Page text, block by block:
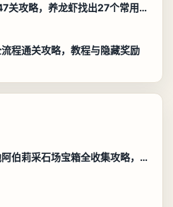
聪明开局吧第147关攻略，养龙虾找出27个常用字通关答案
程通关攻略，教程与隐藏奖励
明日方舟终末地阿伯莉采石场宝箱全收集攻略，全点位分布图与路线